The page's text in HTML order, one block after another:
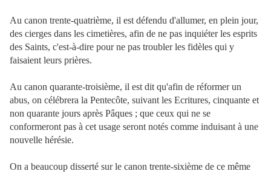
Au canon trente-quatrième, il est défendu d'allumer, en plein jour,
des cierges dans les cimetières, afin de ne pas inquiéter les esprits
des Saints, c'est-à-dire pour ne pas troubler les fidèles qui y
faisaient leurs prières.
Au canon quarante-troisième, il est dit qu'afin de réformer un
abus, on célébrera la Pentecôte, suivant les Ecritures, cinquante et
non quarante jours après Pâques ; que ceux qui ne se
conformeront pas à cet usage seront notés comme induisant à une
nouvelle hérésie.
On a beaucoup disserté sur le canon trente-sixième de ce même